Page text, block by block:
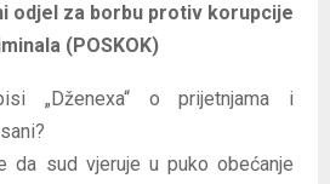
odjel za borbu protiv korupcije
(POSKOK)
„Dženexa“ o prijetnjama i
da sud vjeruje u puko obećanje